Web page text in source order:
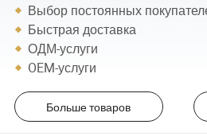
Выбор постоянных
Быстрая доставка
ОДМ-услуги
OEM-услуги
Больше товаров